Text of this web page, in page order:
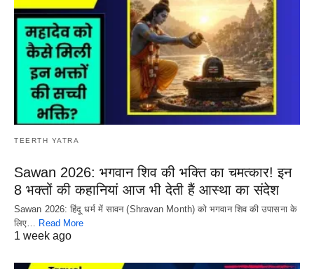
TEERTH YATRA
Sawan 2026: भगवान शिव की भक्ति का चमत्कार! इन
8 भक्तों की कहानियां आज भी देती हैं आस्था का संदेश
Sawan 2026: हिंदू धर्म में सावन (Shravan Month) को भगवान शिव की उपासना के
लिए…
Read More
1 week ago